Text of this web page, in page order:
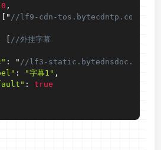
,
" //lf9-cdn-tos.bytecdntp.com/
//外挂字幕
: " //lf3-static.bytednsdoc.com/
: "字幕1" ,
:
true